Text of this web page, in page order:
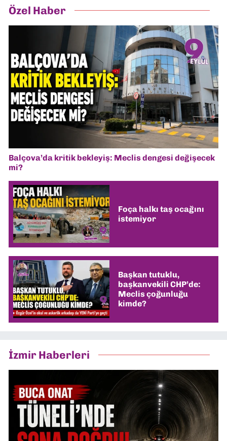
Özel Haber
Balçova’da kritik bekleyiş: Meclis dengesi değişecek
mi?
Foça halkı taş ocağını
istemiyor
Başkan tutuklu,
başkanvekili CHP’de:
Meclis çoğunluğu
kimde?
İzmir Haberleri